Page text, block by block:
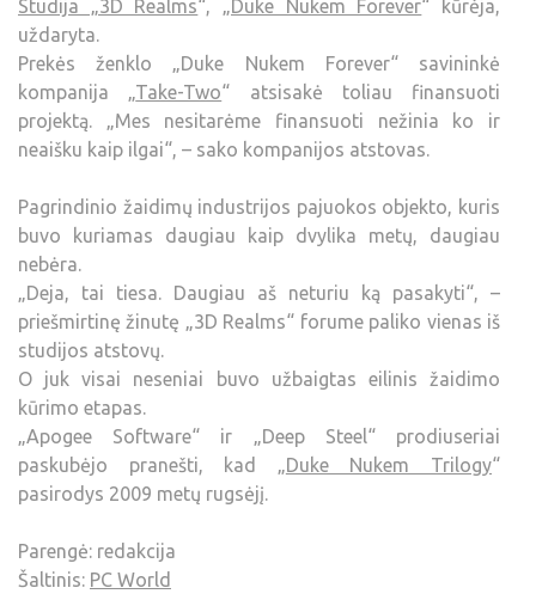
Studija „3D Realms“, „Duke Nukem Forever“ kūrėja,
uždaryta.
Prekės ženklo „Duke Nukem Forever“ savininkė
kompanija „Take-Two“ atsisakė toliau finansuoti
projektą. „Mes nesitarėme finansuoti nežinia ko ir
neaišku kaip ilgai“, – sako kompanijos atstovas.
Pagrindinio žaidimų industrijos pajuokos objekto, kuris
buvo kuriamas daugiau kaip dvylika metų, daugiau
nebėra.
„Deja, tai tiesa. Daugiau aš neturiu ką pasakyti“, –
priešmirtinę žinutę „3D Realms“ forume paliko vienas iš
studijos atstovų.
O juk visai neseniai buvo užbaigtas eilinis žaidimo
kūrimo etapas.
„Apogee Software“ ir „Deep Steel“ prodiuseriai
paskubėjo pranešti, kad „Duke Nukem Trilogy“
pasirodys 2009 metų rugsėjį.
Parengė: redakcija
Šaltinis: PC World